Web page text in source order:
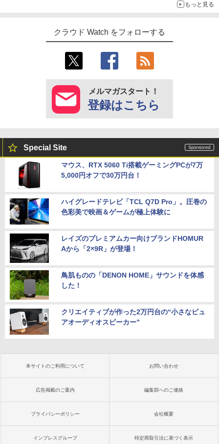
もっと見る
クラウド Watch をフォローする
メルマガスタート！
登録はこちら
Special Site
マウス、RTX 5060 Ti搭載ゲーミングPCが7万
5,000円オフで30万円台！
ハイグレードテレビ「TCL Q7D Pro」。圧巻の
色彩美で映画＆ゲームが極上体験に
レイズのプレミアムカー向けブランドHOMUR
Aから「2×9R」が登場！
鳥肌ものの「DENON HOME」サウンドを体感
した！
クリエイティブが作った2万円台の“小さなピュ
アオーディオスピーカー”
本サイトのご利用について お問い合わせ
広告掲載のご案内 編集部へのご連絡
プライバシーポリシー 会社概要
インプレスグループ 特定商取引法に基づく表示